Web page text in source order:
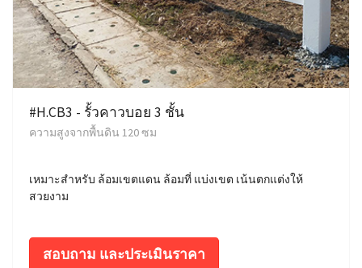
#H.CB3 - รั้วคาวบอย 3 ชั้น
ความสูงจากพื้นดิน 120 ซม
เหมาะสำหรับ ล้อมเขตแดน ล้อมที่ แบ่งเขต เน้นตกแต่งให้
สวยงาม
สอบถาม และประเมินราคา